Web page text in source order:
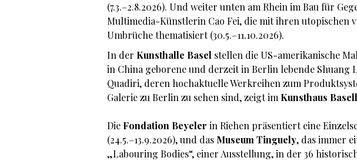
(7.3.–2.8.2026). Und weiter unten am Rhein im Bau für
Multimedia-Künstlerin Cao Fei, die mit ihren utopischen
Umbrüche thematisiert (30.5.–11.10.2026).
In der Kunsthalle Basel stellen die US-amerikanische
in China geborene und derzeit in Berlin lebende Shuang
Quadiri, deren hochaktuelle Werkreihen zum
Galerie zu Berlin zu sehen sind, zeigt im Kunsthaus
Die Fondation Beyeler in Riehen präsentiert eine
(24.5.–13.9.2026), und das Museum Tinguely, das immer
„Labouring Bodies“, einer Ausstellung, in der 36